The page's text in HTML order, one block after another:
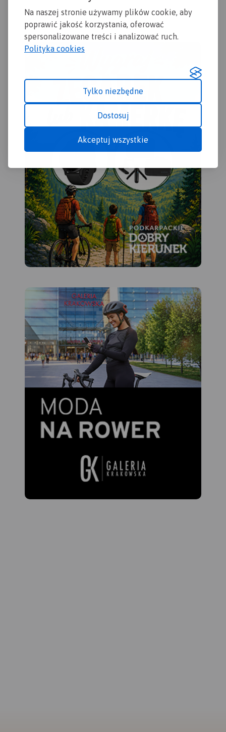
Na naszej stronie używamy plików cookie, aby
poprawić jakość korzystania, oferować
spersonalizowane treści i analizować ruch.
Polityka cookies
Tylko niezbędne
Dostosuj
Akceptuj wszystkie